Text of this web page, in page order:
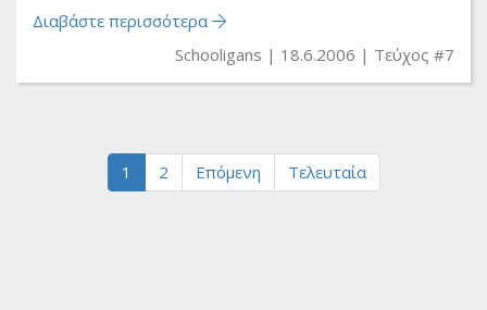
Διαβάστε περισσότερα
Schooligans
18.6.2006 Τεύχος #7
1 2 Επόμενη Τελευταία